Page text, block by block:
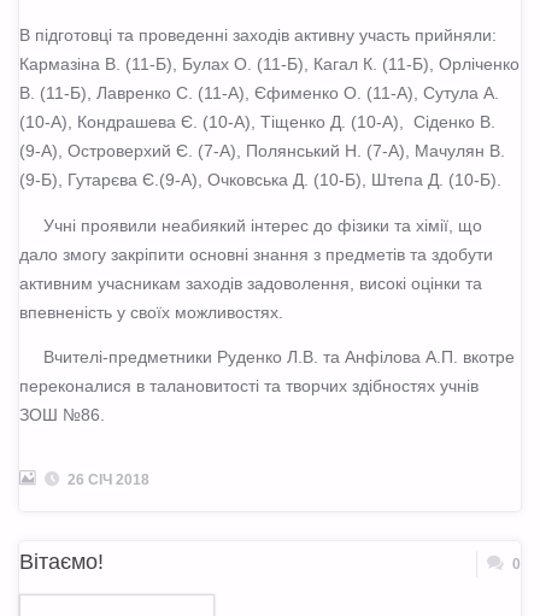
В підготовці та проведенні заходів активну участь прийняли:
Кармазіна В. (11-Б), Булах О. (11-Б), Кагал К. (11-Б), Орліченко
В. (11-Б), Лавренко С. (11-А), Єфименко О. (11-А), Сутула А.
(10-А), Кондрашева Є. (10-А), Тіщенко Д. (10-А), Сіденко В.
(9-А), Островерхий Є. (7-А), Полянський Н. (7-А), Мачулян В.
(9-Б), Гутарєва Є.(9-А), Очковська Д. (10-Б), Штепа Д. (10-Б).
Учні проявили неабиякий інтерес до фізики та хімії, що
дало змогу закріпити основні знання з предметів та здобути
активним учасникам заходів задоволення, високі оцінки та
впевненість у своїх можливостях.
Вчителі-предметники Руденко Л.В. та Анфілова А.П. вкотре
переконалися в талановитості та творчих здібностях учнів
ЗОШ №86.
26 СІЧ 2018
Вітаємо! 0